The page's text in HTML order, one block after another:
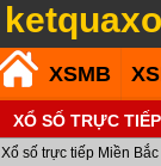
XSMB
XỔ SỐ TRỰC TIẾP
Xổ số trực tiếp Miền Bắc